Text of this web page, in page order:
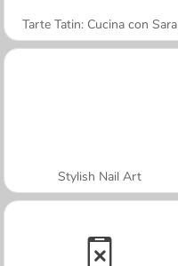
Tarte Tatin: Cucina con Sara
Stylish Nail Art